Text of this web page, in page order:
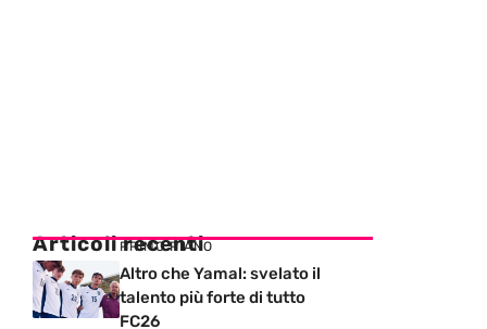
Articoli recenti
PRIMO PIANO
Altro che Yamal: svelato il
talento più forte di tutto
FC26